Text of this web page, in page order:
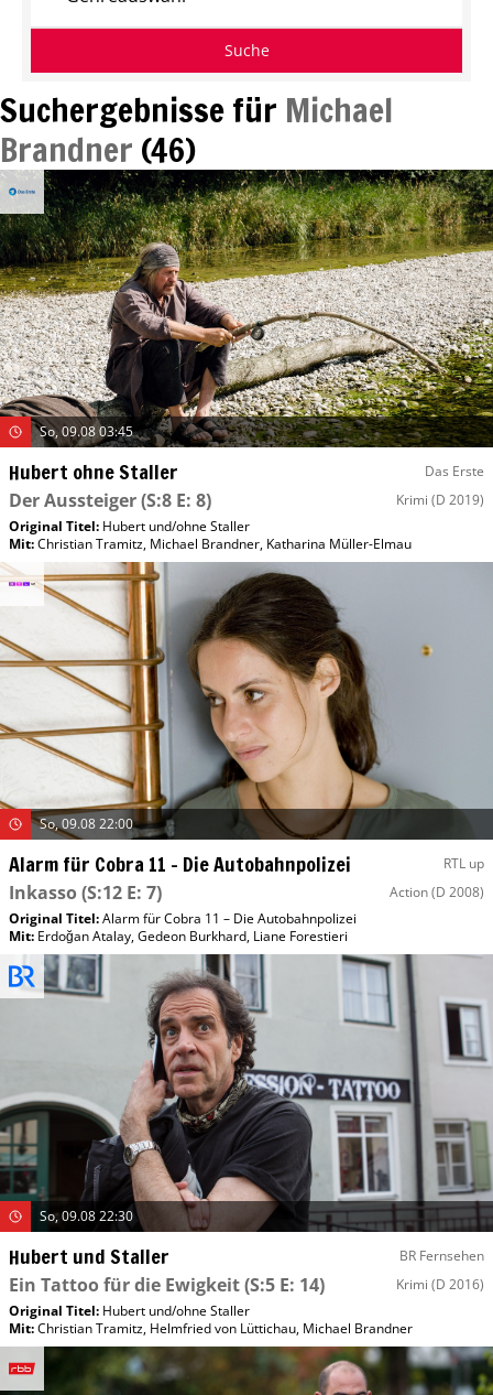
Suchergebnisse für Michael
Brandner (46)
So, 09.08 03:45
Hubert ohne Staller Das Erste
Der Aussteiger(S:8 E: 8) Krimi (D 2019)
Original Titel: Hubert und/​ohne Staller
Mit:Christian Tramitz, Michael Brandner, Katharina Müller-Elmau
So, 09.08 22:00
Alarm für Cobra 11 – Die Autobahnpolizei RTL up
Inkasso(S:12 E: 7) Action(D 2008)
Original Titel:Alarm für Cobra 11 – Die Autobahnpolizei
Mit: Erdoğan Atalay,Gedeon Burkhard, Liane Forestieri
So, 09.08 22:30
Hubert und Staller BR Fernsehen
Ein Tattoo für die Ewigkeit(S:5 E: 14) Krimi (D 2016)
Original Titel: Hubert und/​ohne Staller
Mit:Christian Tramitz, Helmfried von Lüttichau, Michael Brandner
Suche